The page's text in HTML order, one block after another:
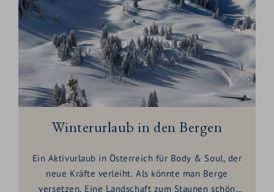
Winterurlaub in den Bergen
Ein Aktivurlaub in Österreich für Body & Soul, der
neue Kräfte verleiht. Als könnte man Berge
versetzen. Eine Landschaft zum Staunen schön